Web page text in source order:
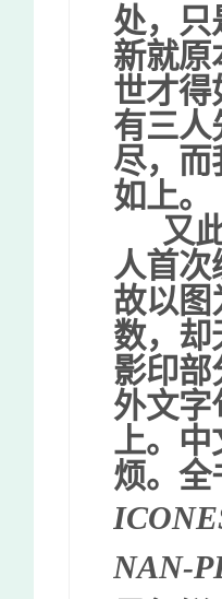
处，只
新就原
世才得
有三人
尽，而
如上。
又
人首次
故以图
数，却
影印部
外文字
上。中
烦。全
NAN-